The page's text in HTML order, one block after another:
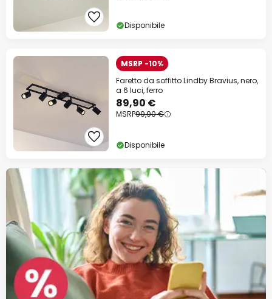
Disponibile
MSRP -10%
Faretto da soffitto Lindby Bravius, nero,
a 6 luci, ferro
89,90 €
MSRP99,90 €
Disponibile